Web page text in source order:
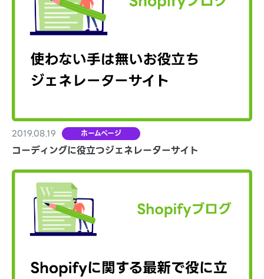
2019.08.19 ホームページ
コーディングに役立つジェネレーターサイト